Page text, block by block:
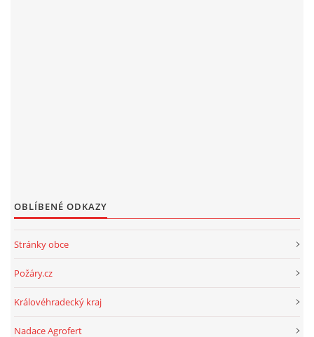
OBLÍBENÉ ODKAZY
Stránky obce
Požáry.cz
Královéhradecký kraj
Nadace Agrofert